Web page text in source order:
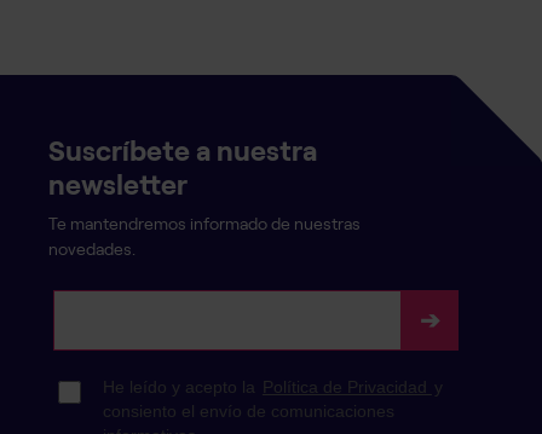
Suscríbete a nuestra
newsletter
Te mantendremos informado de nuestras
novedades.